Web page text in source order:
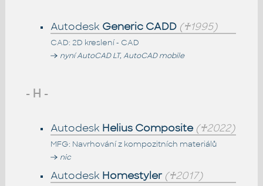
Autodesk Generic CADD (♰1995)
CAD: 2D kreslení - CAD
nyní AutoCAD LT, AutoCAD mobile
- H -
Autodesk Helius Composite (♰2022)
MFG: Navrhování z kompozitních materiálů
nic
Autodesk Homestyler (♰2017)